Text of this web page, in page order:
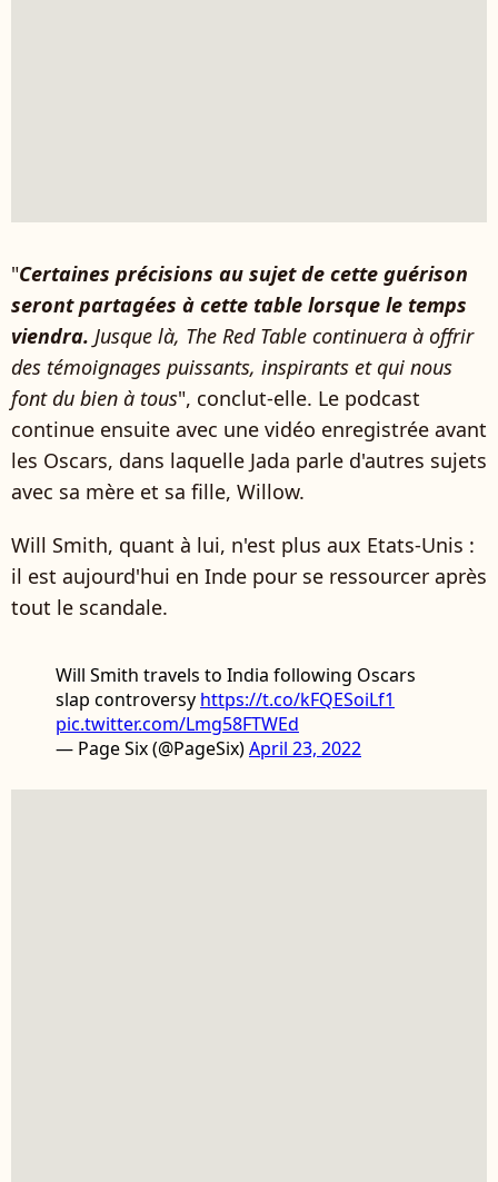
"Certaines précisions au sujet de cette guérison
seront partagées à cette table lorsque le temps
viendra. Jusque là, The Red Table continuera à offrir
des témoignages puissants, inspirants et qui nous
font du bien à tous", conclut-elle. Le podcast
continue ensuite avec une vidéo enregistrée avant
les Oscars, dans laquelle Jada parle d'autres sujets
avec sa mère et sa fille, Willow.
Will Smith, quant à lui, n'est plus aux Etats-Unis :
il est aujourd'hui en Inde pour se ressourcer après
tout le scandale.
Will Smith travels to India following Oscars
slap controversy https://t.co/kFQESoiLf1
pic.twitter.com/Lmg58FTWEd
— Page Six (@PageSix)April 23, 2022